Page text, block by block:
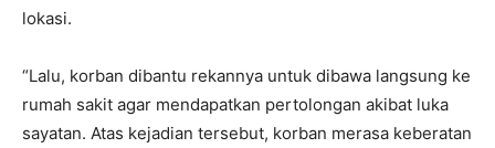
lokasi.
“Lalu, korban dibantu rekannya untuk dibawa langsung ke
rumah sakit agar mendapatkan pertolongan akibat luka
sayatan. Atas kejadian tersebut, korban merasa keberatan